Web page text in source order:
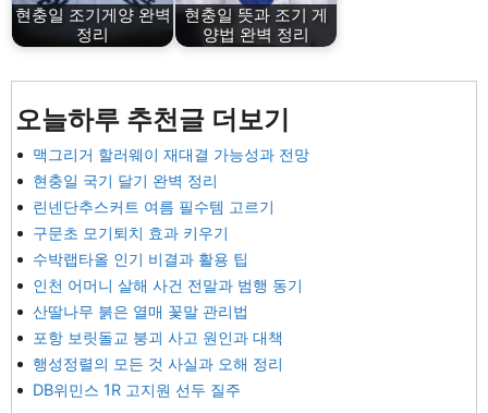
현충일 조기게양 완벽
정리
현충일 뜻과 조기 게
양법 완벽 정리
오늘하루 추천글 더보기
맥그리거 할러웨이 재대결 가능성과 전망
현충일 국기 달기 완벽 정리
린넨단추스커트 여름 필수템 고르기
구문초 모기퇴치 효과 키우기
수박랩타올 인기 비결과 활용 팁
인천 어머니 살해 사건 전말과 범행 동기
산딸나무 붉은 열매 꽃말 관리법
포항 보릿돌교 붕괴 사고 원인과 대책
행성정렬의 모든 것 사실과 오해 정리
DB위민스 1R 고지원 선두 질주